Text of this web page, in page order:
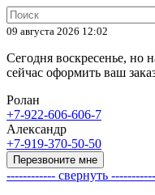
09 августа 2026 12:02
Сегодня воскресенье,
сейчас оформить ваш
Ролан
+7-922-606-606-7
Александр
+7-919-370-50-50
Перезвоните мне
------------ свернуть